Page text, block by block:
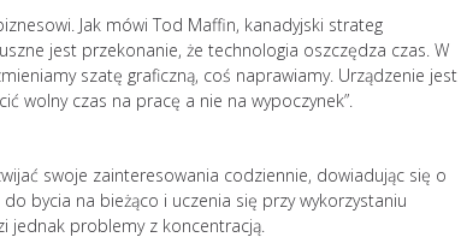
Jak mówi Tod Maffin, kanadyjski strateg
jest przekonanie, że technologia oszczędza czas. W
szatę graficzną, coś naprawiamy. Urządzenie jest
wolny czas na pracę a nie na wypoczynek”.
swoje zainteresowania codziennie, dowiadując się o
bycia na bieżąco i uczenia się przy wykorzystaniu
jednak problemy z koncentracją.